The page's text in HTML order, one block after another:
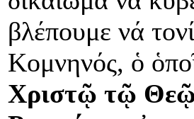
βλέπουμε νά
Κομνηνός, ὁ
Χριστῷ τῷ Θεῷ